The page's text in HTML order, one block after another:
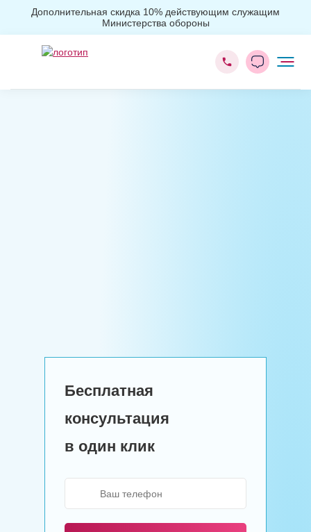
Дополнительная скидка 10% действующим служащим
Министерства обороны
Бесплатная
консультация
в один клик